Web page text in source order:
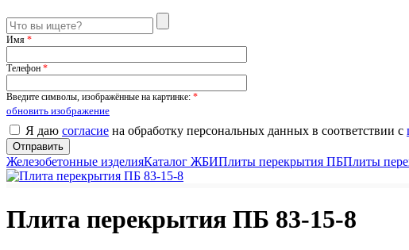
Имя *
Телефон *
Введите символы, изображённые на картинке: *
обновить изображение
Я даю согласие на обработку персональных данных в соответствии с
Железобетонные изделияКаталог ЖБИПлиты перекрытия ПБПлиты
Плита перекрытия ПБ 83-15-8